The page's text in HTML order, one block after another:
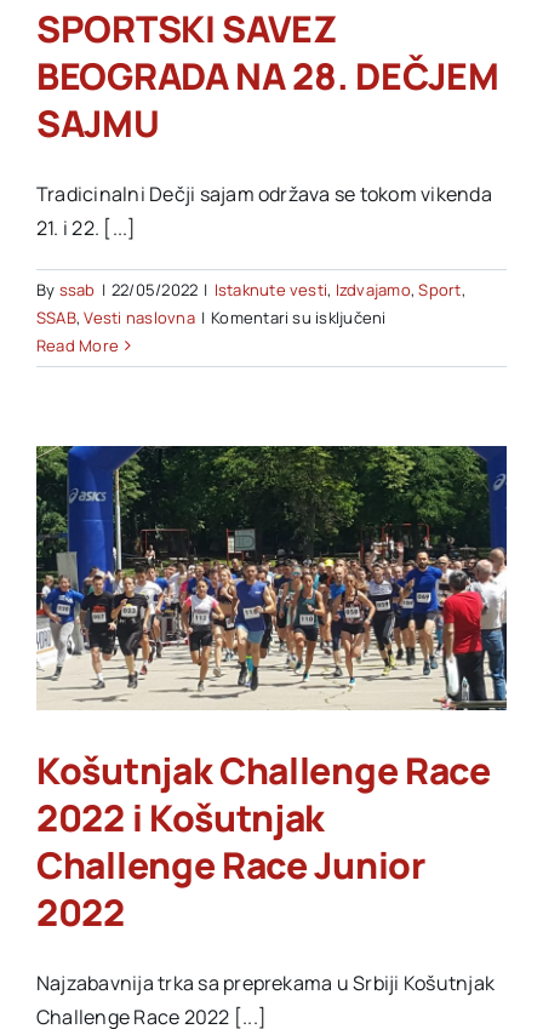
SPORTSKI SAVEZ
BEOGRADA NA 28. DEČJEM
SAJMU
Tradicinalni Dečji sajam održava se tokom vikenda
21. i 22. [...]
By ssab | 22/05/2022 | Istaknute vesti, Izdvajamo,Sport,
SSAB,Vesti naslovna | Komentari su isključeni
SAVEZ
28.
DEČJEM
SAJMU
Read More
Košutnjak Challenge Race
2022 i Košutnjak
Challenge Race Junior
2022
Najzabavnija trka sa preprekama u Srbiji Košutnjak
Challenge Race 2022 [...]